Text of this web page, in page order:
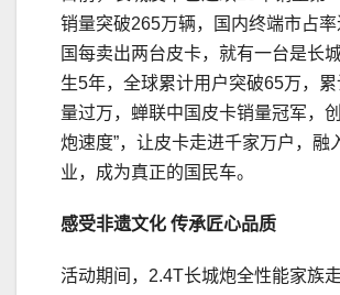
销量突破265万辆，国内终端市占
国每卖出两台皮卡，就有一台是长
生5年，全球累计用户突破65万，
量过万，蝉联中国皮卡销量冠军，
炮速度”，让皮卡走进千家万户，融
业，成为真正的国民车。
感受非遗文化 传承匠心品质
活动期间，2.4T长城炮全性能家族